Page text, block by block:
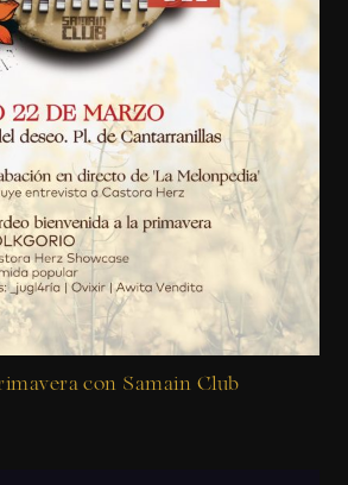
con Samain Club